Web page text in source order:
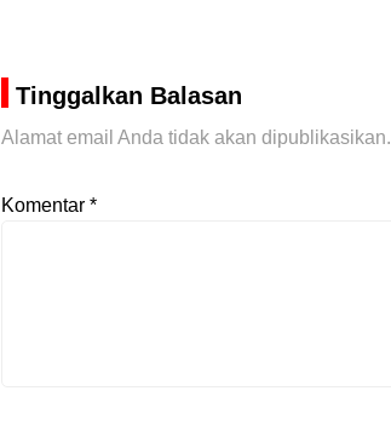
Tinggalkan Balasan
Alamat email Anda tidak akan dipublikasikan.
Komentar *